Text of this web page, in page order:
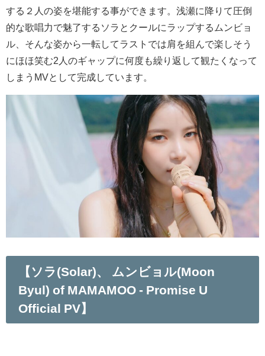
する２人の姿を堪能する事ができます。浅瀬に降りて圧倒
的な歌唱力で魅了するソラとクールにラップするムンビョ
ル、そんな姿から一転してラストでは肩を組んで楽しそう
にほほ笑む2人のギャップに何度も繰り返して観たくなって
しまうMVとして完成しています。
【ソラ(Solar)、 ムンビョル(Moon
Byul) of MAMAMOO - Promise U
Official PV】